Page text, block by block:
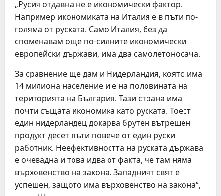
„Русия отдавна не е икономически фактор.
Например икономиката на Италия е в пъти по-
голяма от руската. Само Италия, без да
споменавам още по-силните икономически
европейски държави, има два самолетоносача.
За сравнение ще дам и Нидерландия, която има
14 милиона население и е на половината на
територията на България. Тази страна има
почти същата икономика като руската. Тоест
един нидерландец докарва брутен вътрешен
продукт десет пъти повече от един руски
работник. Неефективността на руската държава
е очевадна и това идва от факта, че там няма
върховенство на закона. Западният свят е
успешен, защото има върховенство на закона“,